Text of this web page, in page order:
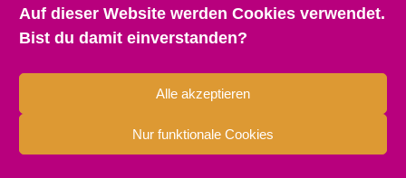
Auf dieser Website werden Cookies verwendet.
Bist du damit einverstanden?
Alle akzeptieren
Nur funktionale Cookies